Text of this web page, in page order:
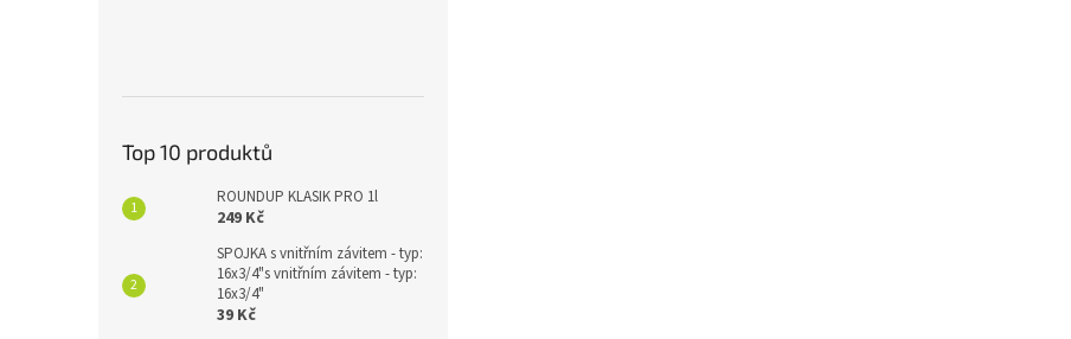
Top 10 produktů
ROUNDUP KLASIK PRO 1l
249 Kč
SPOJKA s vnitřním závitem - typ:
16x3/4"s vnitřním závitem - typ:
16x3/4"
39 Kč